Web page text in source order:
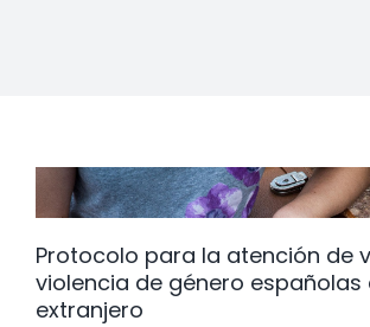
Protocolo para la atención de
violencia de género españolas
extranjero